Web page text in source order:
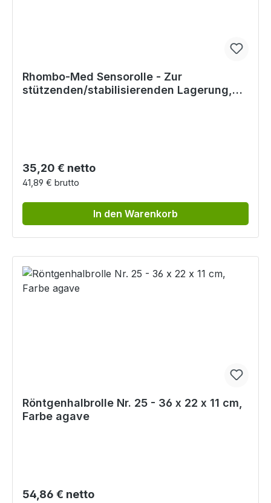
Rhombo-Med Sensorolle - Zur
stützenden/stabilisierenden Lagerung,
Regulärer Preis:
35,20 € netto
41,89 € brutto
In den Warenkorb
Röntgenhalbrolle Nr. 25 - 36 x 22 x 11 cm,
Farbe agave
Regulärer Preis:
54,86 € netto